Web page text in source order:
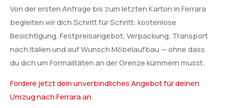
Von der ersten Anfrage bis zum letzten Karton in Ferrara
begleiten wir dich Schritt für Schritt: kostenlose
Besichtigung, Festpreisangebot, Verpackung, Transport
nach Italien und auf Wunsch Möbelaufbau — ohne dass
du dich um Formalitäten an der Grenze kümmern musst.
Fordere jetzt dein unverbindliches Angebot für deinen
Umzug nach Ferrara an.